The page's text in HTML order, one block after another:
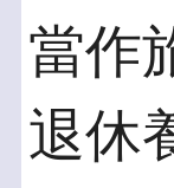
當作
退休